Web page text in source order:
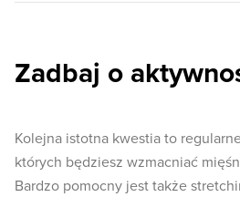
Zadbaj o
Kolejna istotna kwestia to
których będziesz wzmacniać
Bardzo pomocny jest także